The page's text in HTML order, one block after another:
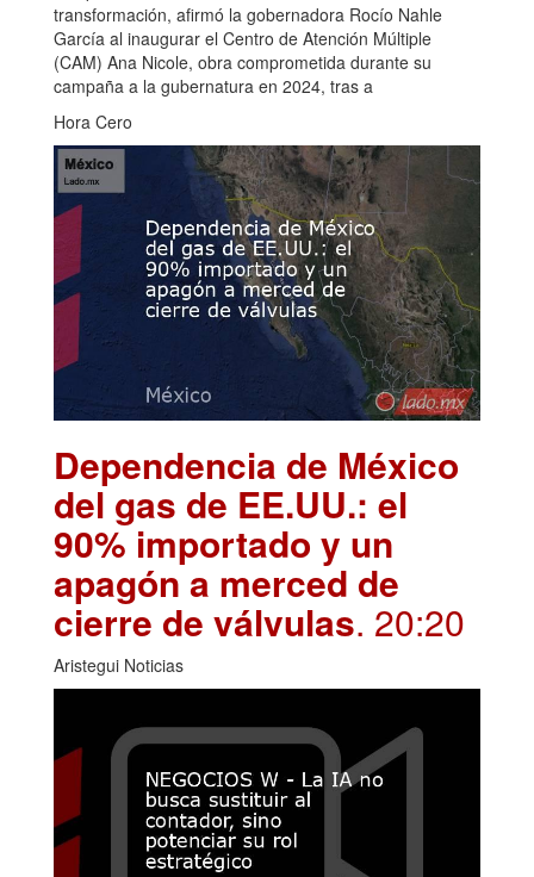
transformación, afirmó la gobernadora Rocío Nahle
García al inaugurar el Centro de Atención Múltiple
(CAM) Ana Nicole, obra comprometida durante su
campaña a la gubernatura en 2024, tras a
Hora Cero
Dependencia de México
del gas de EE.UU.: el
90% importado y un
apagón a merced de
cierre de válvulas. 20:20
Aristegui Noticias